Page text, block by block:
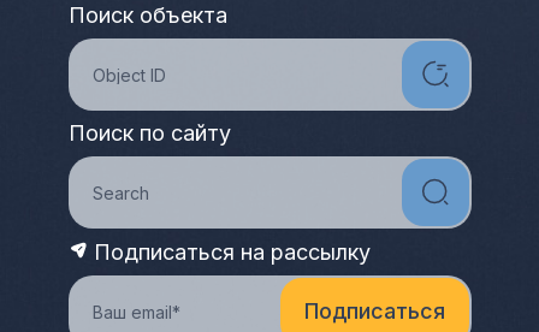
Поиск объекта
Поиск по сайту
Подписаться на рассылку